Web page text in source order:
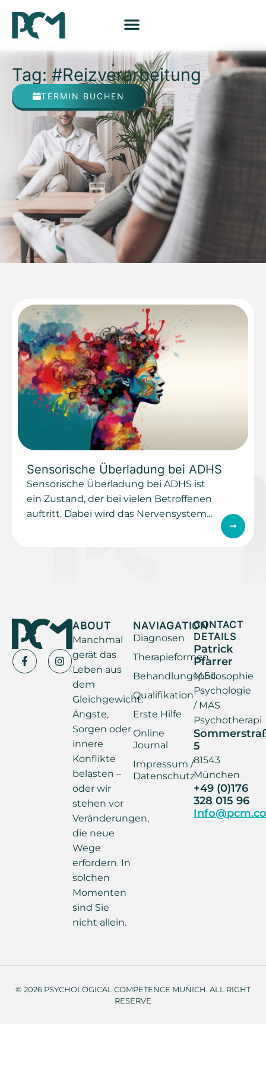
Tag: #Reizverarbeitung
TERMIN BUCHEN
Sensorische Überladung bei ADHS
Sensorische Überladung bei ADHS ist
ein Zustand, der bei vielen Betroffenen
auftritt. Dabei wird das Nervensystem...
ABOUT
Manchmal
gerät das
Leben aus
dem
Gleichgewicht.
Ängste,
Sorgen oder
innere
Konflikte
belasten –
oder wir
stehen vor
Veränderungen,
die neue
Wege
erfordern. In
solchen
Momenten
sind Sie
nicht allein.
NAVIAGATION
Diagnosen
Therapieformen
Behandlungsphilosophie
Qualifikation
Erste Hilfe
Online
Journal
Impressum /
Datenschutz
CONTACT
DETAILS
Patrick
Pfarrer
M.Sc.
Psychologie
/ MAS
Psychotherapi
5
81543
München
+49 (0)176
328 015 96
© 2026 PSYCHOLOGICAL COMPETENCE MUNICH. ALL RIGHT
RESERVE